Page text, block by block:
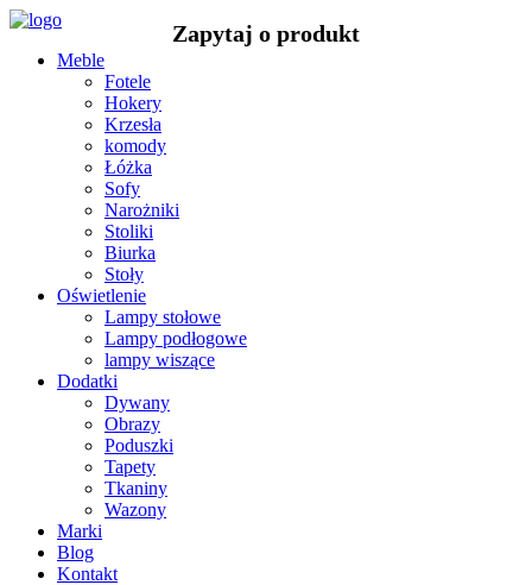
Meble
Fotele
Hokery
Krzesła
komody
Łóżka
Sofy
Narożniki
Stoliki
Biurka
Stoły
Oświetlenie
Lampy stołowe
Lampy podłogowe
lampy wiszące
Dodatki
Dywany
Obrazy
Poduszki
Tapety
Tkaniny
Wazony
Marki
Blog
Kontakt